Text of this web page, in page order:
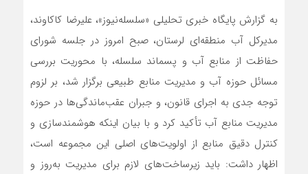
به گزارش پایگاه خبری تحلیلی «سلسله‌نیوز»، علیرضا کاکاوند،
مدیرکل آب منطقه‌ای لرستان، صبح امروز در جلسه‌ شورای
حفاظت از منابع آب و پسماند سلسله، با محوریت بررسی
مسائل حوزه آب و مدیریت منابع طبیعی برگزار شد، بر لزوم
توجه جدی به اجرای قانون، و جبران عقب‌ماندگی‌ها در حوزه
مدیریت منابع آب تأکید کرد و با بیان اینکه هوشمندسازی و
کنترل دقیق منابع از اولویت‌های اصلی این مجموعه است،
اظهار داشت: باید زیرساخت‌های لازم برای مدیریت به‌روز و